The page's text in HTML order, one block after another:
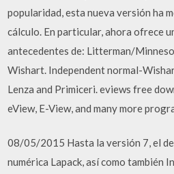
popularidad, esta nueva versión ha
cálculo. En particular, ahora ofrece
antecedentes de: Litterman/
Wishart. Independent normal-
Lenza and Primiceri. eviews free
eView, E-View, and many more
08/05/2015 Hasta la versión 7, el
numérica Lapack, así como también